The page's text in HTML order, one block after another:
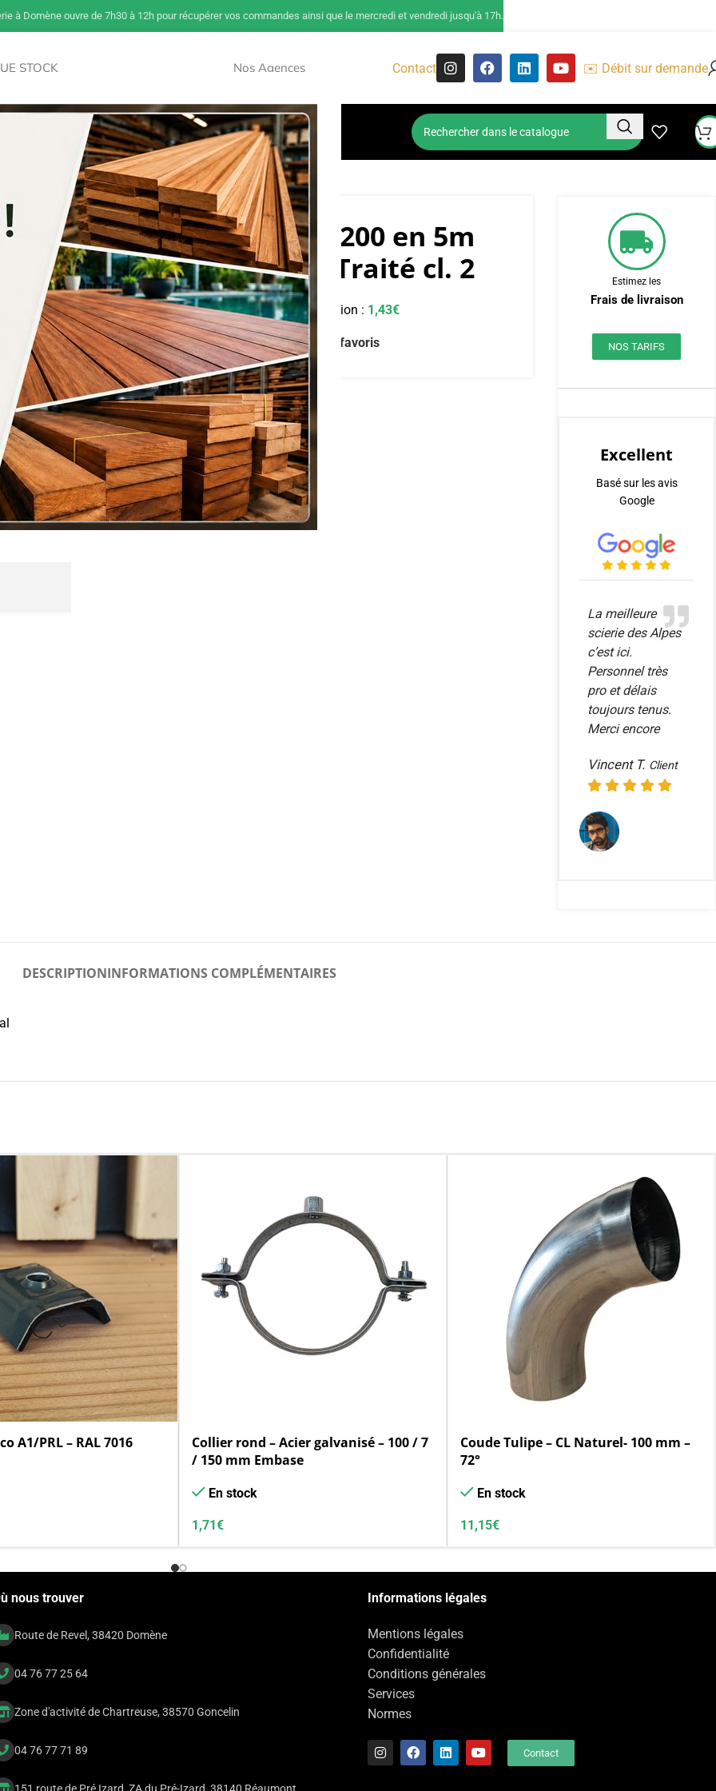
STOCK Nos Agences Contact ✉️ Débit sur demande
COLLÉS BOIS DE COFFRAGE
Sur Le Bois Paiement Et Livraison Accès Pros
NOUVEAU
X 200 en 5m Sapin Epicéa Traité cl. 2
Poteau 200 X 200 en 5m
Sapin Epicéa Traité cl. 2
Dont éco-participation : 1,43€
Ajouter à mes favoris
Estimez les
Frais de livraison
NOS TARIFS
Excellent
Basé sur les avis
Google
La meilleure
scierie des Alpes
c’est ici.
Personnel très
pro et délais
toujours tenus.
Merci encore
Vincent T. Client
DESCRIPTIONINFORMATIONS COMPLÉMENTAIRES
A1/PRL – RAL 7016
Collier rond – Acier galvanisé – 100 / 7
/ 150 mm Embase
En stock
1,71€
Coude Tulipe – CL Naturel- 100 mm –
72°
En stock
11,15€
nous trouver
Route de Revel, 38420 Domène
04 76 77 25 64
Zone d'activité de Chartreuse, 38570 Goncelin
04 76 77 71 89
151 route de Pré Izard, ZA du Pré-Izard, 38140 Réaumont
Informations légales
Mentions légales
Confidentialité
Conditions générales
Services
Normes
Contact
à Domène ouvre de 7h30 à 12h pour récupérer vos commandes ainsi que le mercredi et vendredi jusqu'à 17h.